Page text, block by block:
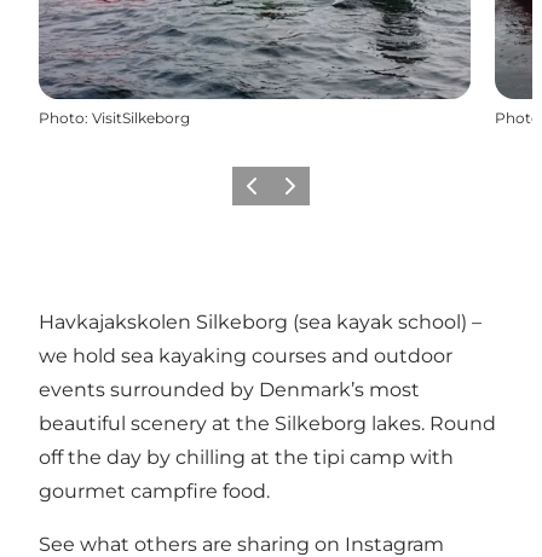
Photo: VisitSilkeborg Photo
PrécédentSuivant
Havkajakskolen Silkeborg (sea kayak school) –
we hold sea kayaking courses and outdoor
events surrounded by Denmark’s most
beautiful scenery at the Silkeborg lakes. Round
off the day by chilling at the tipi camp with
gourmet campfire food.
See what others are sharing on Instagram